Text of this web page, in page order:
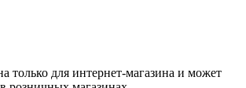
только для интернет-магазина и может